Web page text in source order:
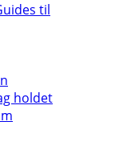
til
holdet